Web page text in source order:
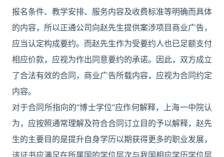
报名条件、教学安排、服务内容及收费标准等明确而具体
的内容，所以正通公司向赵先生提供案涉项目商业广告，
应当认定构成要约。而赵先生作为受要约人也已足额支付
相应价款，应视为作出同意要约的承诺。因此，双方成立
了合法有效的合同，商业广告所载内容，应视为合同约定
内容。
对于合同所指向的“博士学位”应作何解释，上海一中院认
为，应按照通常理解及符合合同订立目的予以解释，赵先
生的主要目的是提升自身学历以期获得更多的职业发展，
该证书应满足在所属国的学位层次与我国相应学历学位层